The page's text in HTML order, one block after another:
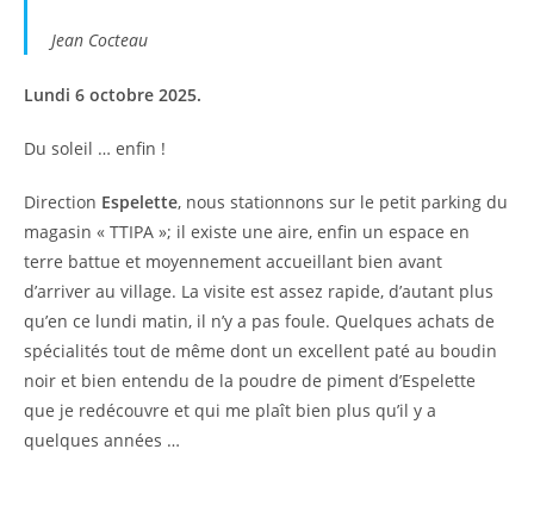
Jean Cocteau
Lundi 6 octobre 2025.
Du soleil … enfin !
Direction Espelette, nous stationnons sur le petit parking du
magasin « TTIPA »; il existe une aire, enfin un espace en
terre battue et moyennement accueillant bien avant
d’arriver au village. La visite est assez rapide, d’autant plus
qu’en ce lundi matin, il n’y a pas foule. Quelques achats de
spécialités tout de même dont un excellent paté au boudin
noir et bien entendu de la poudre de piment d’Espelette
que je redécouvre et qui me plaît bien plus qu’il y a
quelques années …